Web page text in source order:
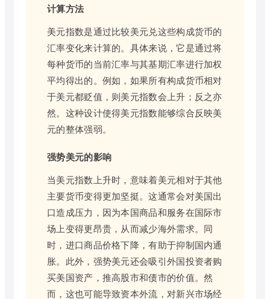
计算方法
美元指数是通过比较美元兑这些构成货币的
汇率变化来计算的。具体来说，它是通过将
每种货币的当前汇率与其基期汇率进行加权
平均得出的。例如，如果所有构成货币相对
于美元都贬值，则美元指数会上升；反之亦
然。这种设计使得美元指数能够综合反映美
元的整体强弱。
强势美元的影响
当美元指数上升时，意味着美元相对于其他
主要货币变得更加坚挺。这通常会对美国出
口造成压力，因为本国商品和服务在国际市
场上变得更昂贵，从而减少海外需求。同
时，进口商品价格下降，有助于抑制国内通
胀。此外，强势美元还会吸引外国投资者购
买美国资产，推高股市和债市的价值。然
而，这也可能导致资本外流，对新兴市场经